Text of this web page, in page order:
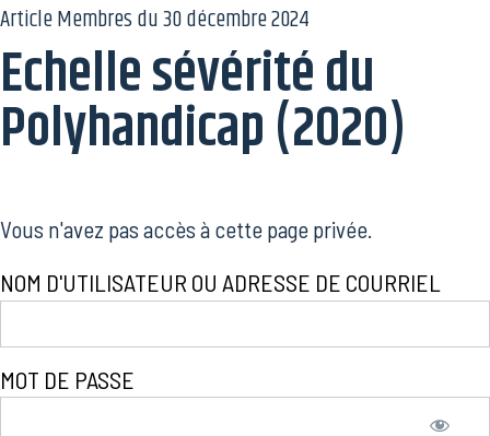
Article Membres du30 décembre 2024
Echelle sévérité du
Polyhandicap (2020)
Vous n'avez pas accès à cette page privée.
NOM D'UTILISATEUR OU ADRESSE DE COURRIEL
MOT DE PASSE